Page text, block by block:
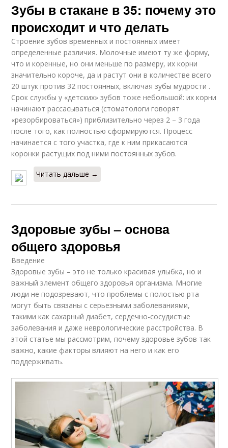
Зубы в стакане в 35: почему это
происходит и что делать
Строение зубов временных и постоянных имеет
определенные различия. Молочные имеют ту же форму,
что и коренные, но они меньше по размеру, их корни
значительно короче, да и растут они в количестве всего
20 штук против 32 постоянных, включая зубы мудрости .
Срок службы у «детских» зубов тоже небольшой: их корни
начинают рассасываться (стоматологи говорят
«резорбироваться») приблизительно через 2 – 3 года
после того, как полностью сформируются. Процесс
начинается с того участка, где к ним прикасаются
коронки растущих под ними постоянных зубов.
Читать дальше →
Здоровые зубы – основа
общего здоровья
Введение
Здоровые зубы – это не только красивая улыбка, но и
важный элемент общего здоровья организма. Многие
люди не подозревают, что проблемы с полостью рта
могут быть связаны с серьезными заболеваниями,
такими как сахарный диабет, сердечно-сосудистые
заболевания и даже неврологические расстройства. В
этой статье мы рассмотрим, почему здоровье зубов так
важно, какие факторы влияют на него и как его
поддерживать.